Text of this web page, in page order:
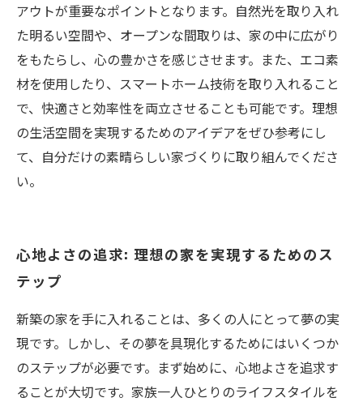
アウトが重要なポイントとなります。自然光を取り入れ
た明るい空間や、オープンな間取りは、家の中に広がり
をもたらし、心の豊かさを感じさせます。また、エコ素
材を使用したり、スマートホーム技術を取り入れること
で、快適さと効率性を両立させることも可能です。理想
の生活空間を実現するためのアイデアをぜひ参考にし
て、自分だけの素晴らしい家づくりに取り組んでくださ
い。
心地よさの追求: 理想の家を実現するためのス
テップ
新築の家を手に入れることは、多くの人にとって夢の実
現です。しかし、その夢を具現化するためにはいくつか
のステップが必要です。まず始めに、心地よさを追求す
ることが大切です。家族一人ひとりのライフスタイルを